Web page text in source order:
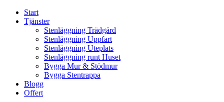
Start
Tjänster
Stenläggning Trädgård
Stenläggning Uppfart
Stenläggning Uteplats
Stenläggning runt Huset
Bygga Mur & Stödmur
Bygga Stentrappa
Blogg
Offert